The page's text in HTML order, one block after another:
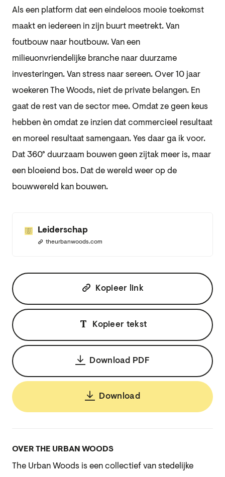
Als een platform dat een eindeloos mooie toekomst
maakt en iedereen in zijn buurt meetrekt. Van
foutbouw naar houtbouw. Van een
milieuonvriendelijke branche naar duurzame
investeringen. Van stress naar sereen. Over 10 jaar
woekeren The Woods, niet de private belangen. En
gaat de rest van de sector mee. Omdat ze geen keus
hebben èn omdat ze inzien dat commercieel resultaat
en moreel resultaat samengaan. Yes daar ga ik voor.
Dat 360° duurzaam bouwen geen zijtak meer is, maar
een bloeiend bos. Dat de wereld weer op de
bouwwereld kan bouwen.
Leiderschap
theurbanwoods.com
Kopieer link
Kopieer tekst
Download PDF
Download
OVER THE URBAN WOODS
The Urban Woods is een collectief van stedelijke